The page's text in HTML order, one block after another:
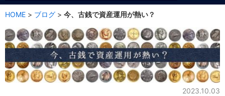
HOME > ブログ > 今、古銭で資産運用が熱い？
今、古銭で資産運用が熱い？
2023.10.03